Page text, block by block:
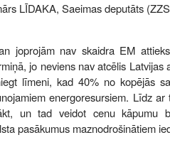
LĪDAKA, Saeimas deputāts
joprojām nav skaidra EM
jo neviens nav atcēlis
līmeni, kad 40% no kopējās
energoresursiem. Līdz
un tad veidot cenu kāpumu
pasākumus maznodrošinātiem